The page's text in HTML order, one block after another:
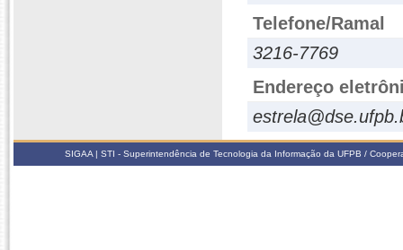
Telefone/Ramal
3216-7769
Endereço
SIGAA | STI - Superintendência de Tecnologia da Informação da UFPB /